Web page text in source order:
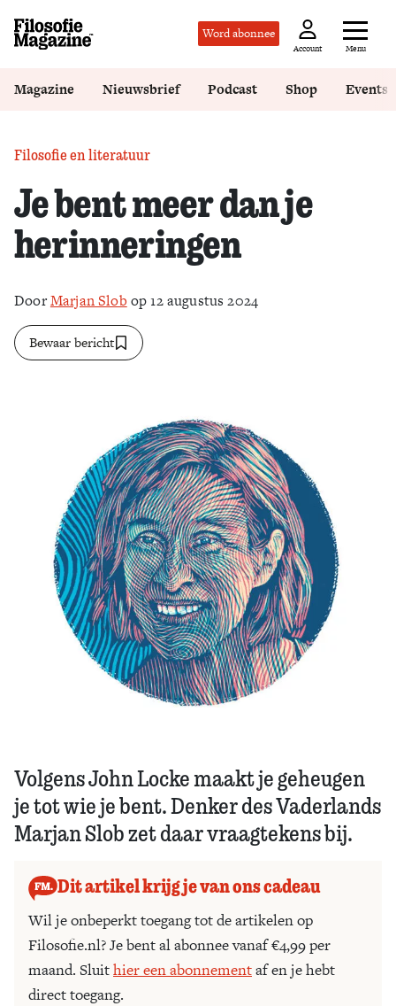
Word abonnee
Account Menu
Magazine Nieuwsbrief Podcast Shop Events
Filosofie en literatuur
Je bent meer dan je
herinneringen
DoorMarjan Slob op 12 augustus 2024
Bewaar bericht
Volgens John Locke maakt je geheugen
je tot wie je bent. Denker des Vaderlands
Marjan Slob zet daar vraagtekens bij.
Dit artikel krijg je van ons cadeau
Wil je onbeperkt toegang tot de artikelen op
Filosofie.nl? Je bent al abonnee vanaf €4,99 per
maand. Sluithier een abonnementaf en je hebt
direct toegang.